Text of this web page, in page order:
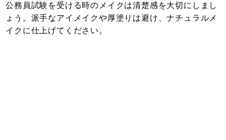
公務員試験を受ける時のメイクは清楚感を大切にしまし
ょう。派手なアイメイクや厚塗りは避け、ナチュラルメ
イクに仕上げてください。